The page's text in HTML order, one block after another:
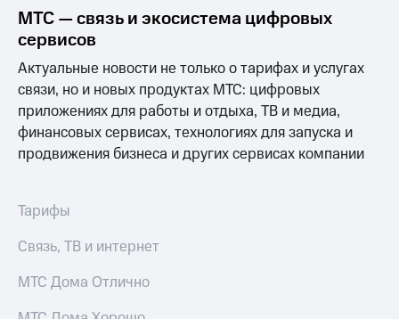
МТС — связь и экосистема цифровых
сервисов
Актуальные новости не только о тарифах и услугах
связи, но и новых продуктах МТС: цифровых
приложениях для работы и отдыха, ТВ и медиа,
финансовых сервисах, технологиях для запуска и
продвижения бизнеса и других сервисах компании
Тарифы
Связь, ТВ и интернет
МТС Дома Отлично